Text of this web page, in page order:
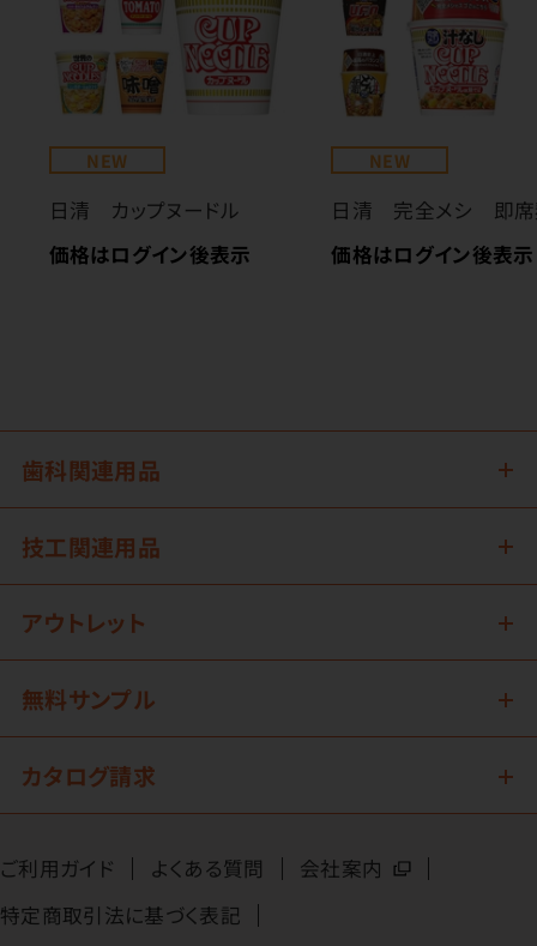
NEW
日清 カップヌードル
価格はログイン後表示
NEW
日清 完全メシ 即
価格はログイン後表示
歯科関連用品
技工関連用品
アウトレット
無料サンプル
カタログ請求
ご利用ガイド よくある質問
会社案内
特定商取引法に基づく表記